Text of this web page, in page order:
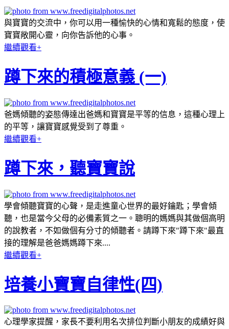
與寶寶的交流中，你可以用一種愉快的心情和寬鬆的態度，使
寶寶敞開心靈，向你告訴他的心事。
繼續觀看+
蹲下來的積極意義 (一)
爸媽傾聽的姿態傳達出爸媽和寶寶是平等的信息，這種心理上
的平等，讓寶寶感覺受到了尊重。
繼續觀看+
蹲下來，聽寶寶說
學會傾聽寶寶的心聲，是走進童心世界的最好鑰匙；學會傾
聽，也是當今父母的必備素質之一。聰明的媽媽與其做個高明
的說教者，不如做個有分寸的傾聽者。請蹲下來"蹲下來"最直
接的理解是爸爸媽媽蹲下來....
繼續觀看+
培養小寶寶自律性(四)
心理學家提醒，家長不要利用名次排位判斷小朋友的成績好與